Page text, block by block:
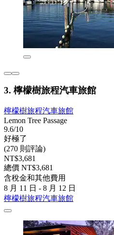
3. 檸檬樹旅程汽車旅館
檸檬樹旅程汽車旅館
Lemon Tree Passage
9.6/10
好極了
(270 則評論)
NT$3,681
總價 NT$3,681
含稅金和其他費用
8 月 11 日 - 8 月 12 日
檸檬樹旅程汽車旅館